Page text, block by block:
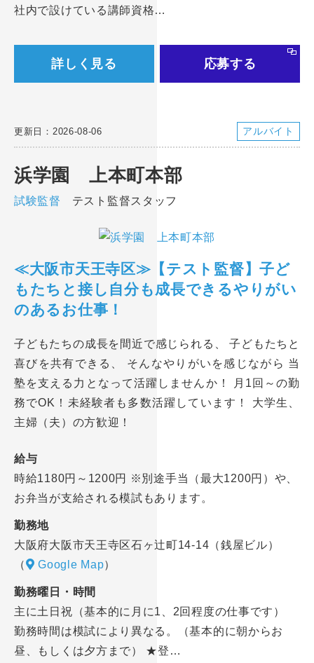
社内で設けている講師資格…
詳しく見る 応募する
更新日：2026-08-06 アルバイト
浜学園 上本町本部
試験監督 テスト監督スタッフ
≪大阪市天王寺区≫【テスト監督】子ど
もたちと接し自分も成長できるやりがい
のあるお仕事！
子どもたちの成長を間近で感じられる、 子どもたちと
喜びを共有できる、 そんなやりがいを感じながら 当
塾を支える力となって活躍しませんか！ 月1回～の勤
務でOK！未経験者も多数活躍しています！ 大学生、
主婦（夫）の方歓迎！
給与
時給1180円～1200円 ※別途手当（最大1200円）や、
お弁当が支給される模試もあります。
勤務地
大阪府大阪市天王寺区石ヶ辻町14-14（銭屋ビル）
（
Google Map）
勤務曜日・時間
主に土日祝（基本的に月に1、2回程度の仕事です）
勤務時間は模試により異なる。（基本的に朝からお
昼、もしくは夕方まで） ★登…